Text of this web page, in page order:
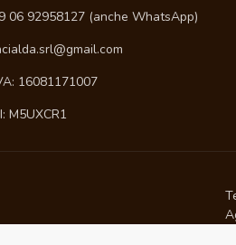
06 92958127 (anche WhatsApp)
16081171007
M5UXCR1